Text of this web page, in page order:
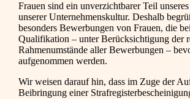
Frauen sind ein unverzichtbarer Teil
unserer Unternehmenskultur. Deshalb
besonders Bewerbungen von Frauen, die
Qualifikation – unter Berücksichtigung der
Rahmenumstände aller Bewerbungen –
aufgenommen werden.
Wir weisen darauf hin, dass im Zuge der
Beibringung einer